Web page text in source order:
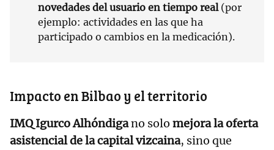
novedades del usuario en tiempo real (por
ejemplo: actividades en las que ha
participado o cambios en la medicación).
Impacto en Bilbao y el territorio
IMQ Igurco Alhóndigano solo mejora la oferta
asistencial de la capital vizcaina, sino que